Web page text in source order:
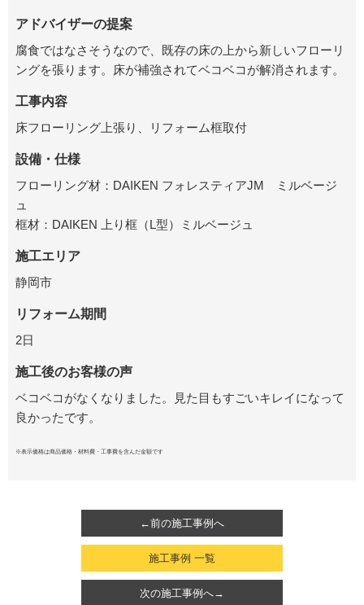
アドバイザーの提案
腐食ではなさそうなので、既存の床の上から新しいフローリ
ングを張ります。床が補強されてベコベコが解消されます。
工事内容
床フローリング上張り、リフォーム框取付
設備・仕様
フローリング材：DAIKEN フォレスティアJM ミルベージ
ュ
框材：DAIKEN 上り框（L型）ミルベージュ
施工エリア
静岡市
リフォーム期間
2日
施工後のお客様の声
ベコベコがなくなりました。見た目もすごいキレイになって
良かったです。
※表示価格は商品価格・材料費・工事費を含んだ金額です
←前の施工事例へ
施工事例 一覧
次の施工事例へ→